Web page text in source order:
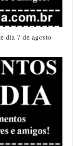
dia 7 de agosto